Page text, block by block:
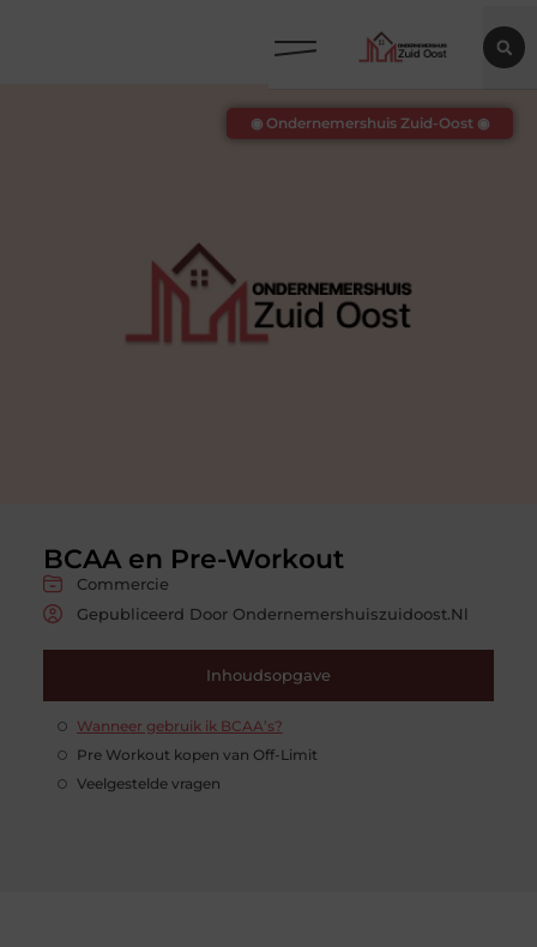
BCAA en Pre-Workout
Commercie
Gepubliceerd Door Ondernemershuiszuidoost.nl
Inhoudsopgave
Wanneer gebruik ik BCAA’s?
Pre Workout kopen van Off-Limit
Veelgestelde vragen
◉ Ondernemershuis Zuid-Oost ◉